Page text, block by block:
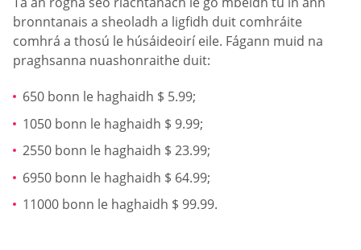
bronntanais a sheoladh a ligfidh duit comhráite
comhrá a thosú le húsáideoirí eile. Fágann muid na
praghsanna nuashonraithe duit:
650 bonn le haghaidh $ 5.99;
1050 bonn le haghaidh $ 9.99;
2550 bonn le haghaidh $ 23.99;
6950 bonn le haghaidh $ 64.99;
11000 bonn le haghaidh $ 99.99.